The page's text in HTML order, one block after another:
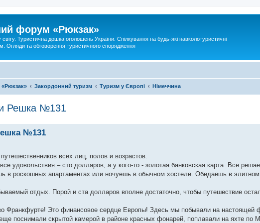
форум «Рюкзак»
Туристична дошка оголошень України. Спілкування на будь-які навколотуристичні
Огляди та обговорення туристичного спорядження
Закордонний туризм Туризм у Європі Німеччина
Решка №131
№131
всех лиц, полов и возрастов.
удовольствия – сто долларов, а у кого-то - золотая банковская карта. Все
в роскошных апартаментах или ночуешь в обычном хостеле. Обедаешь в элитном
отдых. Порой и ста долларов вполне достаточно, чтобы путешествие
Это финансовое сердце Европы! Здесь мы побывали на настоящей
поснимали скрытой камерой в районе красных фонарей, поплавали на яхте по